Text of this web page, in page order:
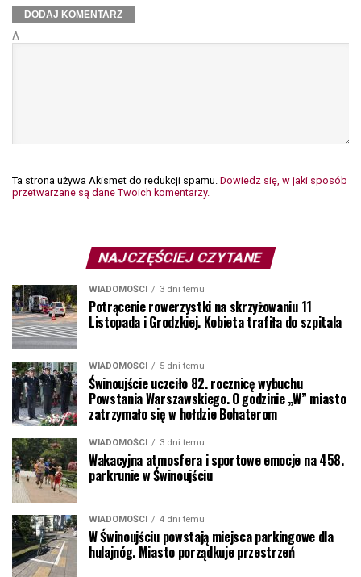
Δ
Ta strona używa Akismet do redukcji spamu. Dowiedz się, w jaki sposób
przetwarzane są dane Twoich komentarzy.
NAJCZĘŚCIEJ CZYTANE
WIADOMOŚCI 3 dni temu
Potrącenie rowerzystki na skrzyżowaniu 11
Listopada i Grodzkiej. Kobieta trafiła do szpitala
WIADOMOŚCI 5 dni temu
Świnoujście uczciło 82. rocznicę wybuchu
Powstania Warszawskiego. O godzinie „W” miasto
zatrzymało się w hołdzie Bohaterom
WIADOMOŚCI 3 dni temu
Wakacyjna atmosfera i sportowe emocje na 458.
parkrunie w Świnoujściu
WIADOMOŚCI 4 dni temu
W Świnoujściu powstają miejsca parkingowe dla
hulajnóg. Miasto porządkuje przestrzeń